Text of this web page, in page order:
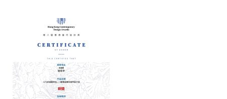
实
现
节